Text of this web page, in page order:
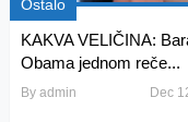
Ostalo
KAKVA VELIČINA:
Obama jednom reče...
By admin Dec